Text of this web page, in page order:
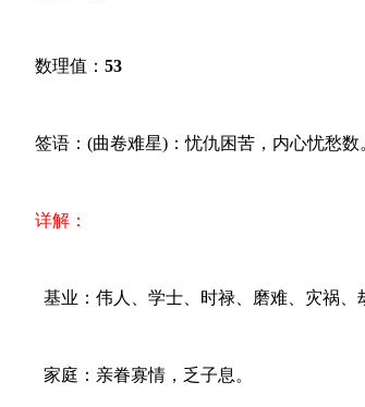
数理值： 53
签语：(曲卷难星)：忧仇困苦，内心忧愁数
详解：
基业：伟人、学士、时禄、磨难、灾祸、
家庭：亲眷寡情，乏子息。